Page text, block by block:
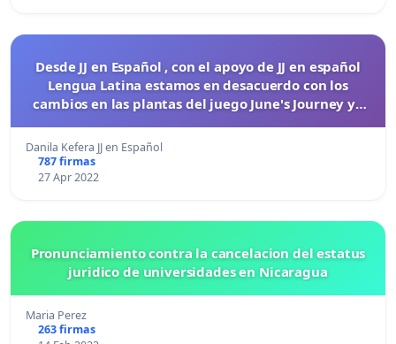
Desde JJ en Español , con el apoyo de JJ en español
Lengua Latina estamos en desacuerdo con los
cambios en las plantas del juego June's Journey ya
Danila Kefera JJ en Español
787 firmas
27 Apr 2022
Pronunciamiento contra la cancelacion del estatus
juridico de universidades en Nicaragua
Maria Perez
263 firmas